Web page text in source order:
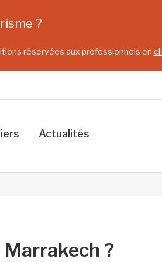
?
réservées aux professionnels en
Actualités
?